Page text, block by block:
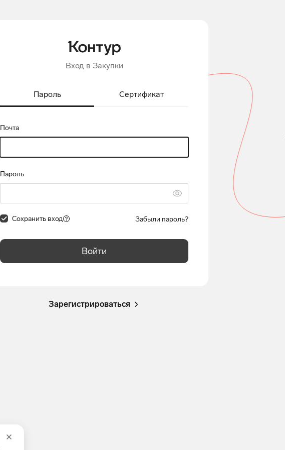
Вход в Закупки
Пароль Сертификат
Почта
Пароль
Сохранить вход Забыли пароль?
Войти
Зарегистрироваться